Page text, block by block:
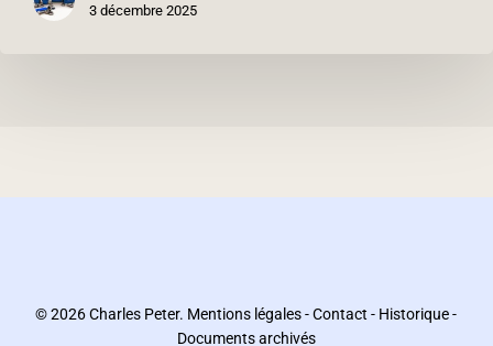
3 décembre 2025
© 2026 Charles Peter. Mentions légales-Contact - Historique-
Documents archivés